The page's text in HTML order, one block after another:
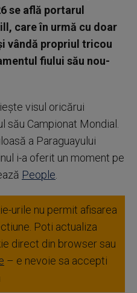
se află portarul
care în urmă cu doar
vândă propriul tricou
fiului său nou-
visul oricărui
Campionat Mondial.
a Paraguayului
i-a oferit un moment pe
People
urile nu permit afisarea
Poti actualiza
direct din browser sau
– e nevoie sa accepti